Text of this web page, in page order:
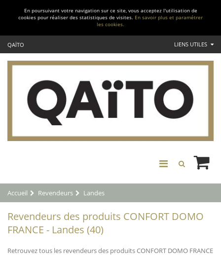
En poursuivant votre navigation sur ce site, vous acceptez l'utilisation de
cookies pour réaliser des statistiques de visites. En savoir plus et paramétrer
les cookies.
QAÏTO LIENS UTILES
Accueil Revendeurs Landes
Revendeurs des produits CONFORT DOMO
FRANCE - Landes (40)
Retrouvez tous les revendeurs des produits CONFORT DOMO FRANCE